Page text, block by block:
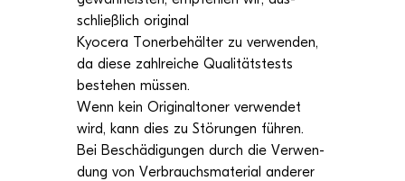
schließ­lich ori­gi­nal
Kyocera Toner­be­häl­ter zu ver­wen­den,
da diese zahl­rei­che Qua­li­täts­tests
bestehen müs­sen.
Wenn kein Ori­gi­nal­to­ner ver­wen­det
wird, kann dies zu Stö­run­gen füh­ren.
Bei Beschä­di­gun­gen durch die Ver­wen­
dung von Ver­brauchs­ma­te­rial ande­rer